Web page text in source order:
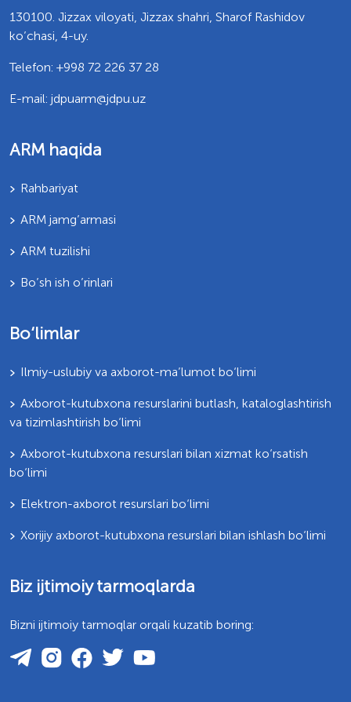
130100. Jizzax viloyati, Jizzax shahri, Sharof Rashidov
ko’chasi, 4-uy.
Telefon: +998 72 226 37 28
E-mail: jdpuarm@jdpu.uz
ARM haqida
Rahbariyat
ARM jamg’armasi
ARM tuzilishi
Bo’sh ish o’rinlari
Bo‘limlar
Ilmiy-uslubiy va axborot-ma’lumot bo‘limi
Axborot-kutubxona resurslarini butlash, kataloglashtirish
va tizimlashtirish bo‘limi
Axborot-kutubxona resurslari bilan xizmat ko‘rsatish
bo‘limi
Elektron-axborot resurslari bo‘limi
Xorijiy axborot-kutubxona resurslari bilan ishlash bo‘limi
Biz ijtimoiy tarmoqlarda
Bizni ijtimoiy tarmoqlar orqali kuzatib boring: